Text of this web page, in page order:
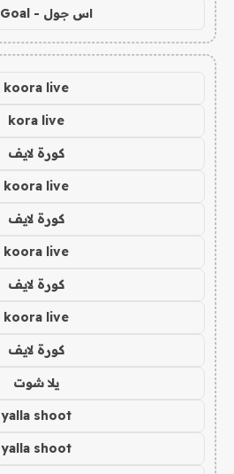
اس جول - AS Goal
koora live
kora live
كورة لايف
koora live
كورة لايف
koora live
كورة لايف
koora live
كورة لايف
يلا شوت
yalla shoot
yalla shoot